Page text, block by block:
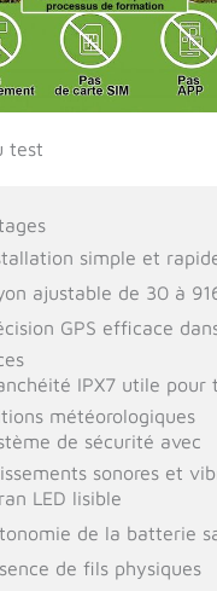
test
simple et
ajustable de 30 à
GPS efficace
IPX7 utile pour
météorologiques
de sécurité avec
sonores et
LED lisible
de la batterie
de fils physiques